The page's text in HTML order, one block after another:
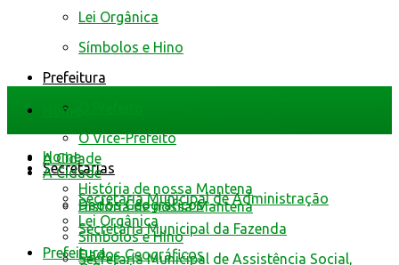
Lei Orgânica
Símbolos e Hino
Prefeitura
O Vice-Prefeito
Secretarias
Secretaria Municipal de Administração
Secretaria Municipal da Fazenda
Secretaria Municipal de Assistência Social,
Home
A Cidade
História de nossa Mantena
Dados Geográficos
Home
A Cidade
História de nossa Mantena
Dados Geográficos
Lei Orgânica
Símbolos e Hino
Prefeitura